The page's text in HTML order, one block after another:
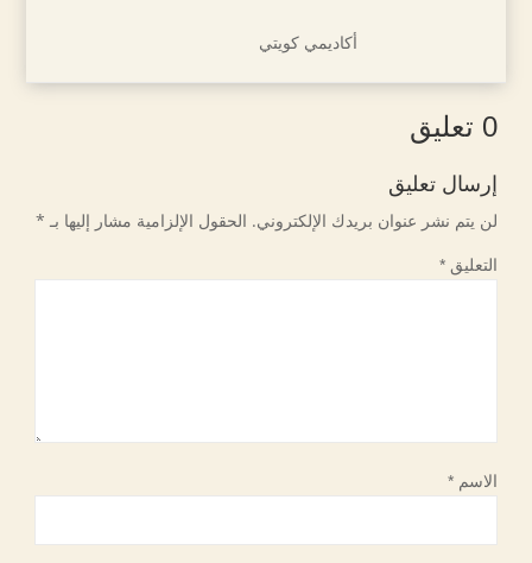
أكاديمي كويتي
0 تعليق
إرسال تعليق
لن يتم نشر عنوان بريدك الإلكتروني. الحقول الإلزامية مشار إليها بـ *
التعليق*
الاسم*